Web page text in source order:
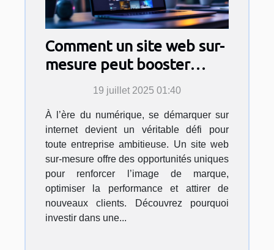
Comment un site web sur-
mesure peut booster
votre entreprise ?
19 juillet 2025 01:40
À l’ère du numérique, se démarquer sur
internet devient un véritable défi pour
toute entreprise ambitieuse. Un site web
sur-mesure offre des opportunités uniques
pour renforcer l’image de marque,
optimiser la performance et attirer de
nouveaux clients. Découvrez pourquoi
investir dans une...